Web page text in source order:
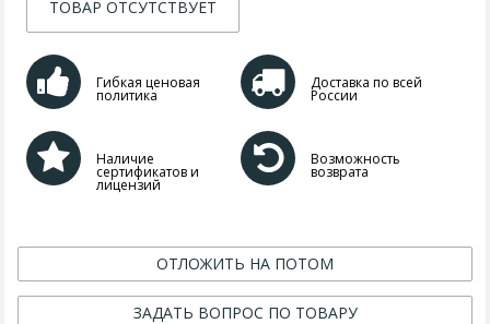
ТОВАР ОТСУТСТВУЕТ
Гибкая ценовая
политика
Доставка по всей
России
Наличие
сертификатов и
лицензий
Возможность
возврата
ОТЛОЖИТЬ НА ПОТОМ
ЗАДАТЬ ВОПРОС ПО ТОВАРУ